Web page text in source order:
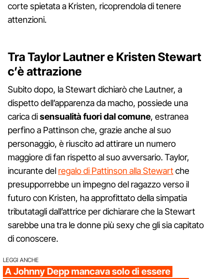
corte spietata a Kristen, ricoprendola di tenere
attenzioni.
Tra Taylor Lautner e Kristen Stewart
c’è attrazione
Subito dopo, la Stewart dichiarò che Lautner, a
dispetto dell’apparenza da macho, possiede una
carica disensualità fuori dal comune, estranea
perfino a Pattinson che, grazie anche al suo
personaggio, è riuscito ad attirare un numero
maggiore di fan rispetto al suo avversario. Taylor,
incurante del regalo di Pattinson alla Stewartche
presupporrebbe un impegno del ragazzo verso il
futuro con Kristen, ha approfittato della simpatia
tributatagli dall’attrice per dichiarare che la Stewart
sarebbe una tra le donne più sexy che gli sia capitato
di conoscere.
LEGGI ANCHE
A Johnny Depp mancava solo di essere